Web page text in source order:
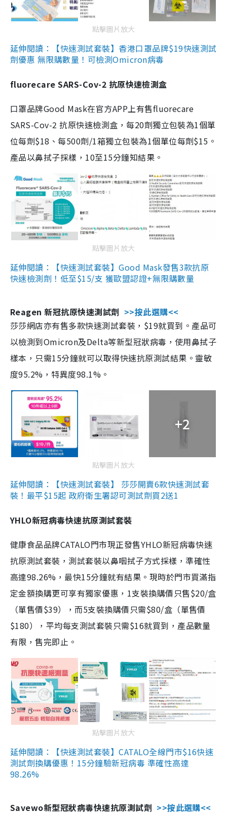
點擊圖片放大
延伸閱讀：【快速測試套裝】香港口罩品牌$19快速測試
劑優惠 無限購數量！可檢測Omicron病毒
fluorecare SARS-Cov-2 抗原快速檢測盒
口罩品牌Good Mask在官方APP上有售fluorecare
SARS-Cov-2 抗原快速檢測盒，每20劑獨立包裝為1個單
位每劑$18、每500劑/1箱獨立包裝為1個單位每劑$15。
產品以鼻拭子採樣，10至15分鐘知結果。
點擊圖片放大
延伸閱讀：【快速測試套裝】Good Mask發售3款抗原
快速檢測劑！低至$15/支 獲歐盟認證+無限購數量
Reagen 新冠抗原快速測試劑 >>按此選購<<
莎莎網店亦有售多款快速測試套裝，$19就買到。產品可
以檢測到Omicron及Delta等新型冠狀病毒，使用鼻拭子
樣本，只需15分鐘就可以取得快速抗原測試結果。靈敏
度95.2%，特異度98.1%。
+2
點擊圖片放大
延伸閱讀：【快速測試套裝】 莎莎開賣6款快速測試套
裝！最平$15起 政府衛生署認可測試劑買2送1
YHLO新冠病毒快速抗原測試套裝
健康食品品牌CATALO門市現正發售YHLO新冠病毒快速
抗原測試套裝，測試套裝以鼻咽拭子方式採樣，準確性
高達98.26%，最快15分鐘就有結果。現時於門市買滿指
定金額換購更可享有獨家優惠，1支裝換購價只售$20/盒
（單售價$39），而5支裝換購價只需$80/盒（單售價
$180），平均每支測試套裝只需$16就買到，產品數量
有限，售完即止。
點擊圖片放大
延伸閱讀：【快速測試套裝】CATALO全線門市$16快速
測試劑換購優惠！15分鐘驗新冠病毒 準確性高達
98.26%
Savewo新型冠狀病毒快速抗原測試劑 >>按此選購<<